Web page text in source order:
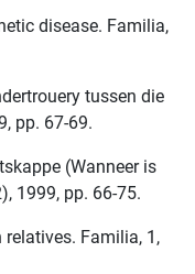
disease. Familia,
tussen die
pp. 67-69.
(Wanneer is
1999, pp. 66-75.
relatives. Familia, 1,